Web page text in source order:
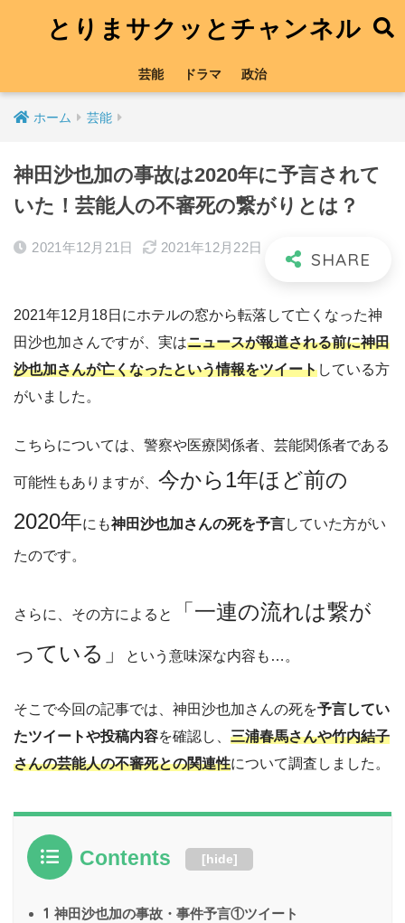
とりまサクッとチャンネル
芸能 ドラマ 政治
ホーム 芸能
神田沙也加の事故は2020年に予言されて
いた！芸能人の不審死の繋がりとは？
2021年12月21日 2021年12月22日
2021年12月18日にホテルの窓から転落して亡くなった神
田沙也加さんですが、実はニュースが報道される前に神田
沙也加さんが亡くなったという情報をツイートしている方
がいました。
こちらについては、警察や医療関係者、芸能関係者である
可能性もありますが、 今から1年ほど前の
2020年にも神田沙也加さんの死を予言していた方がい
たのです。
さらに、その方によると
「一連の流れは繋が
っている」
という意味深な内容も…。
そこで今回の記事では、神田沙也加さんの死を予言してい
たツイートや投稿内容を確認し、 三浦春馬さんや竹内結子
さんの芸能人の不審死との関連性について調査しました。
Contents [hide]
1 神田沙也加の事故・事件予言①ツイート